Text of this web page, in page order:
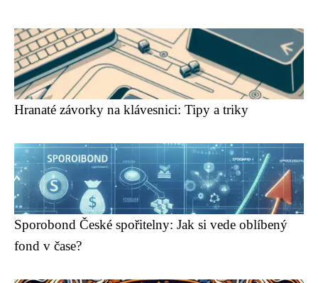
Hranaté závorky na klávesnici: Tipy a triky
Sporobond České spořitelny: Jak si vede oblíbený
fond v čase?